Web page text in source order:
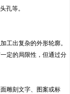
孔等。
工出复杂的外形轮廓。
定的局限性，但通过分
雕刻文字、图案或标